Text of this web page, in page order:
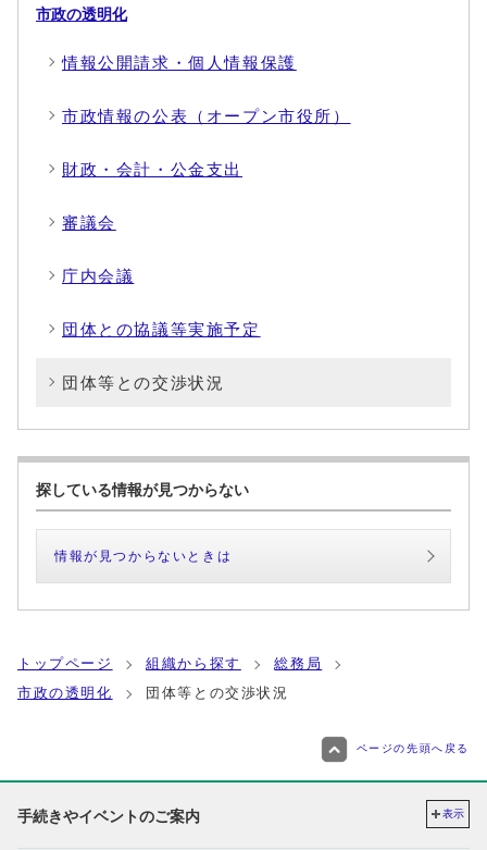
市政の透明化
情報公開請求・個人情報保護
市政情報の公表（オープン市役所）
財政・会計・公金支出
審議会
庁内会議
団体との協議等実施予定
団体等との交渉状況
探している情報が見つからない
情報が見つからないときは
トップページ 組織から探す
総務局
市政の透明化
団体等との交渉状況
ページの先頭へ戻る
手続きやイベントのご案内 表示